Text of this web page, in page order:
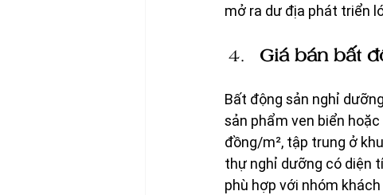
mở ra dư địa phát triển
Giá bán bất
Bất động sản nghỉ
sản phẩm ven biển
đồng/m², tập trung ở
thự nghỉ dưỡng có diện
phù hợp với nhóm